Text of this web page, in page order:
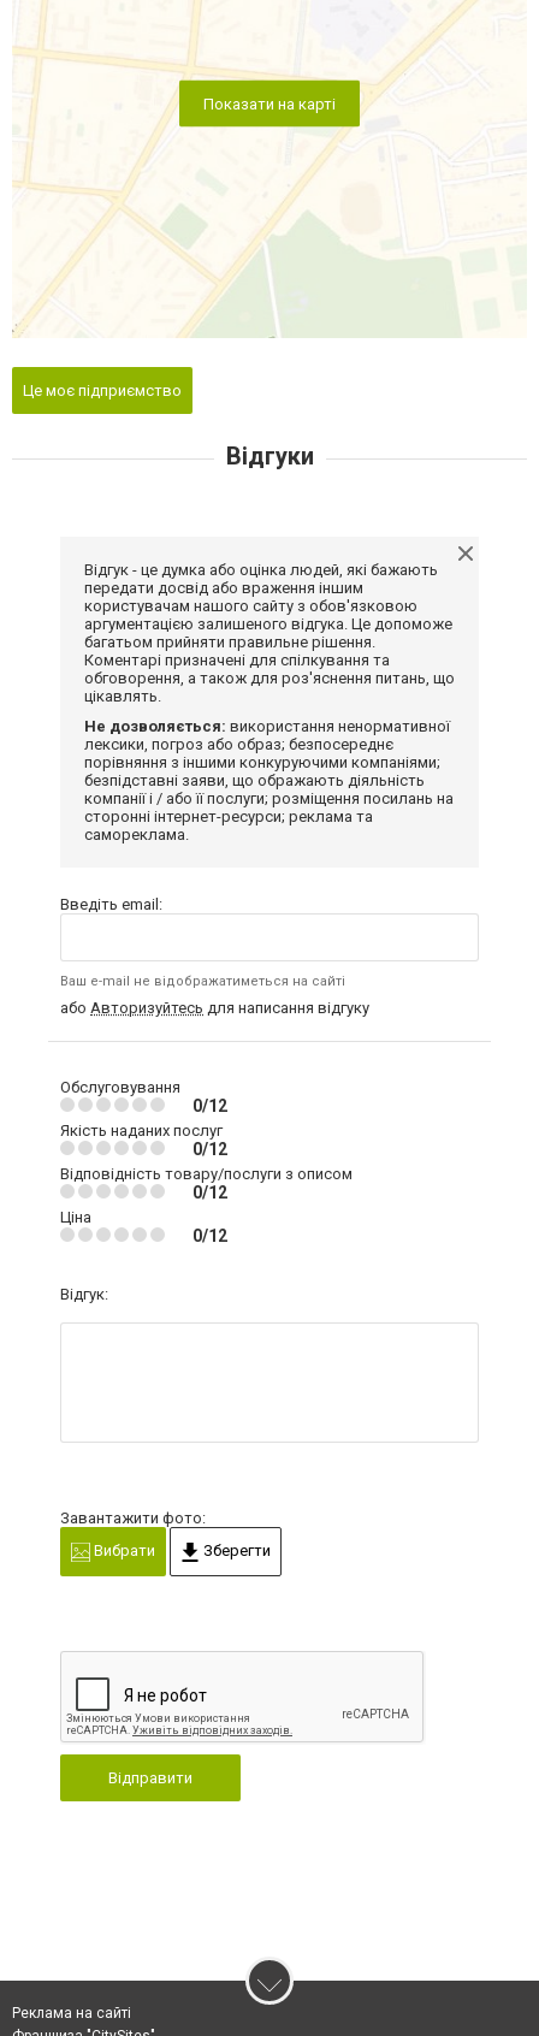
Показати на карті
Це моє підприємство
Відгуки
Відгук - це думка або оцінка людей, які бажають
передати досвід або враження іншим
користувачам нашого сайту з обов'язковою
аргументацією залишеного відгука. Це допоможе
багатьом прийняти правильне рішення.
Коментарі призначені для спілкування та
обговорення, а також для роз'яснення питань, що
цікавлять.
Не дозволяється: використання ненормативної
лексики, погроз або образ; безпосереднє
порівняння з іншими конкуруючими компаніями;
безпідставні заяви, що ображають діяльність
компанії і / або її послуги; розміщення посилань на
сторонні інтернет-ресурси; реклама та
самореклама.
Введіть email:
Ваш e-mail не відображатиметься на сайті
або Авторизуйтесь для написання відгуку
Обслуговування
0/12
Якість наданих послуг
0/12
Відповідність товару/послуги з описом
0/12
Ціна
0/12
Відгук:
Завантажити фото:
Вибрати
Зберегти
Відправити
Реклама на сайті